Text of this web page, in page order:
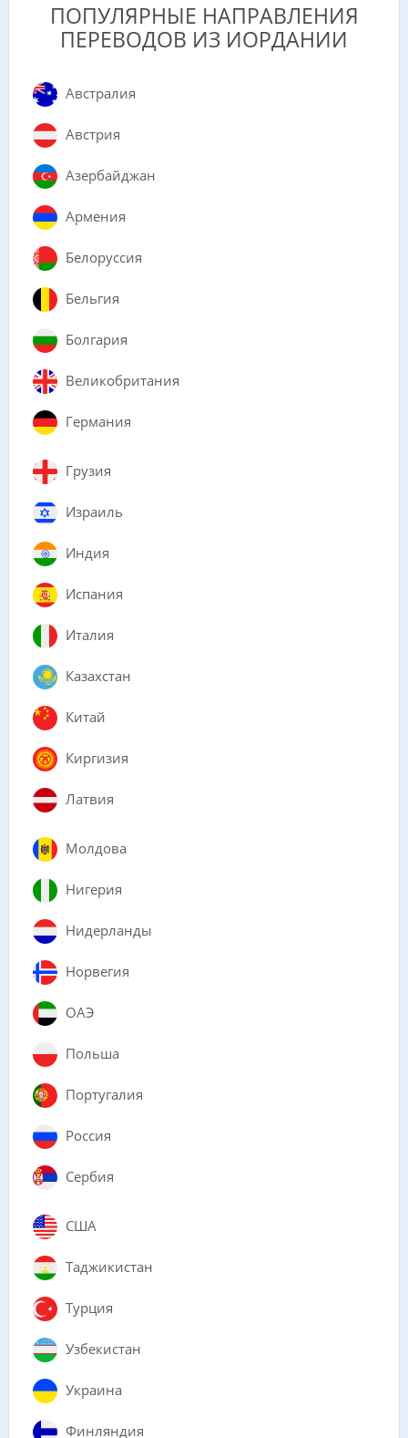
ПОПУЛЯРНЫЕ НАПРАВЛЕНИЯ
ПЕРЕВОДОВ ИЗ ИОРДАНИИ
Австралия
Австрия
Азербайджан
Армения
Белоруссия
Бельгия
Болгария
Великобритания
Германия
Грузия
Израиль
Индия
Испания
Италия
Казахстан
Китай
Киргизия
Латвия
Молдова
Нигерия
Нидерланды
Норвегия
ОАЭ
Польша
Португалия
Россия
Сербия
США
Таджикистан
Турция
Узбекистан
Украина
Финляндия